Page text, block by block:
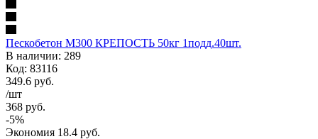
Пескобетон М300 КРЕПОСТЬ 50кг 1подд.40шт.
В наличии: 289
Код: 83116
349.6 руб.
/шт
368 руб.
-5%
Экономия 18.4 руб.